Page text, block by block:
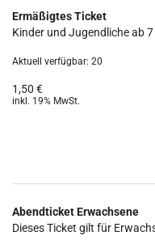
Ermäßigtes Ticket
Kinder und Jugendliche ab
Aktuell verfügbar: 20
1,50 €
inkl. 19% MwSt.
Abendticket Erwachsene
Dieses Ticket gilt für